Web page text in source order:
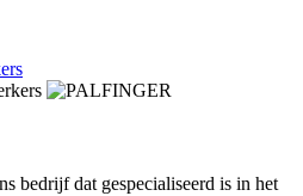
bedrijf dat gespecialiseerd is in het